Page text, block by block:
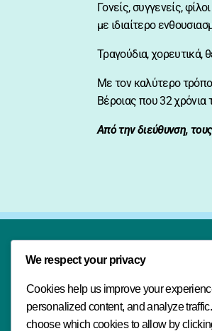
Γονείς, συγγενείς,
με ιδιαίτερο
Τραγούδια, χορευτικά,
Με τον καλύτερο
Βέροιας που 32
Από την διεύθυνση,
Λέξις
Ξένες γλώσσες,
οργανωμένη εκπαιδευτική
σύγχρονη προσέγγιση
We respect your privacy
Cookies help us improve your
personalized content, and analyze
choose which cookies to allow by